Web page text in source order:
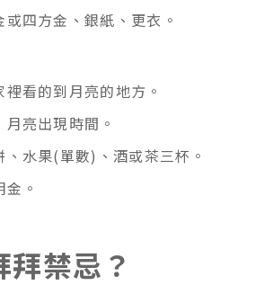
四方金、銀紙、更衣。
看的到月亮的地方。
亮出現時間。
、水果(單數)、酒或茶三杯。
。
拜禁忌？